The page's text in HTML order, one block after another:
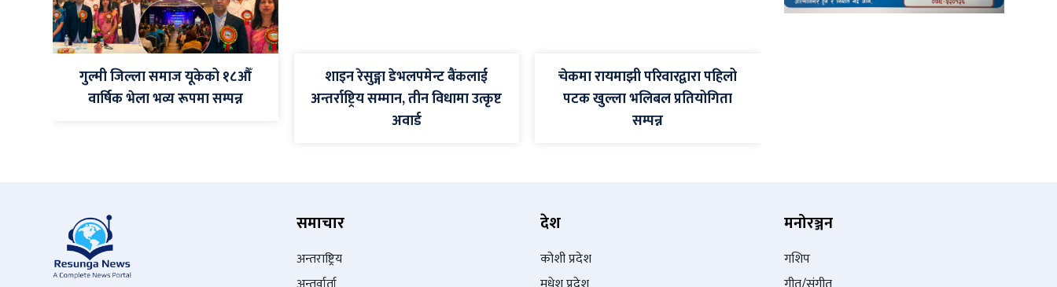
गुल्मी जिल्ला समाज यूकेको १८औँ
वार्षिक भेला भव्य रूपमा सम्पन्न
शाइन रेसुङ्गा डेभलपमेन्ट बैंकलाई
अन्तर्राष्ट्रिय सम्मान, तीन विधामा उत्कृष्ट
अवार्ड
चेकमा रायमाझी परिवारद्वारा पहिलो
पटक खुल्ला भलिबल प्रतियोगिता
सम्पन्न
समाचार
अन्तराष्ट्रिय
देश
कोशी प्रदेश
मनोरञ्जन
गशिप